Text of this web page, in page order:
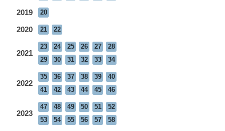
2019 20
2020 21 22
2021
23 24 25 26 27
28
29
30 31 32 33 34
2022
35 36 37 38 39
40
41
42 43 44 45 46
2023
47 48 49 50 51
52
53
54 55 56 57 58